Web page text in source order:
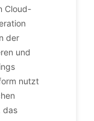
Cloud-
der
und
nutzt
das